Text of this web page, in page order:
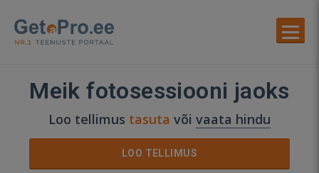
Meik fotosessiooni jaoks
Loo tellimus tasuta või vaata hindu
LOO TELLIMUS